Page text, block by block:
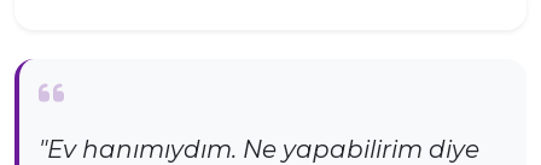
"Ev hanımıydım. Ne yapabilirim diye